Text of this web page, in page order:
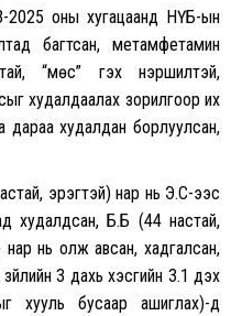
2025 оны хугацаанд НҮБ-ын
багтсан, метамфетамин
“мөс” гэх нэршилтэй,
худалдаалах зорилгоор их
худалдан борлуулсан,
эрэгтэй) нар нь Э.С-ээс
худалдсан, Б.Б (44 настай,
нь олж авсан, хадгалсан,
3 дахь хэсгийн 3.1 дэх
хууль бусаар ашиглах)-д